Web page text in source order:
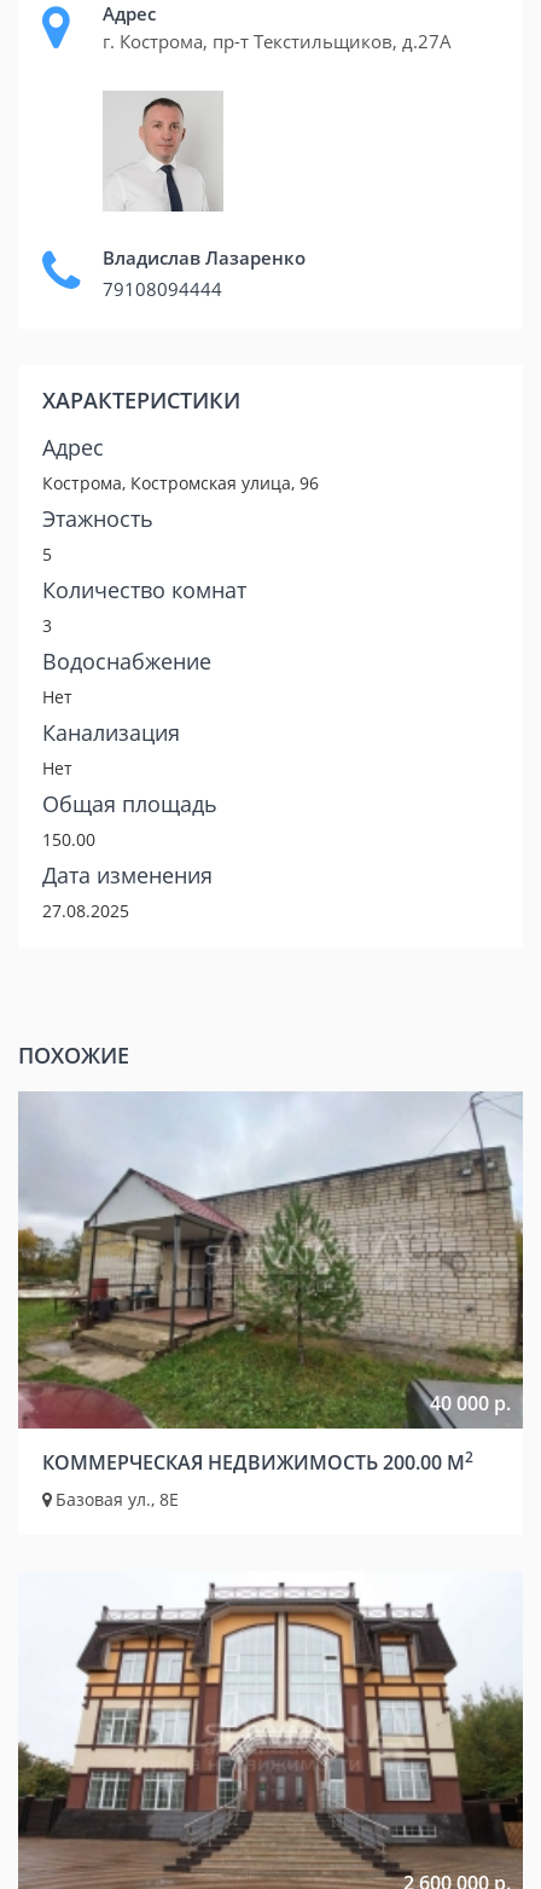
Адрес
г. Кострома, пр-т Текстильщиков, д.27А
Владислав Лазаренко
79108094444
ХАРАКТЕРИСТИКИ
Адрес
Кострома, Костромская улица, 96
Этажность
5
Количество комнат
3
Водоснабжение
Нет
Канализация
Нет
Общая площадь
150.00
Дата изменения
27.08.2025
ПОХОЖИЕ
40 000 р.
КОММЕРЧЕСКАЯ НЕДВИЖИМОСТЬ 200.00 М2
Базовая ул., 8Е
2 600 000 р.